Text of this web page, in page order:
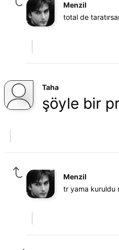
Menzil
total de
Taha
şöyle bir
Menzil
tr yama kuruldu